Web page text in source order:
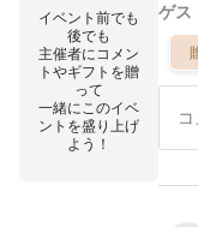
イベント前でも
後でも
主催者にコメン
トやギフトを贈
って
一緒にこのイベ
ントを盛り上げ
よう！
ゲス